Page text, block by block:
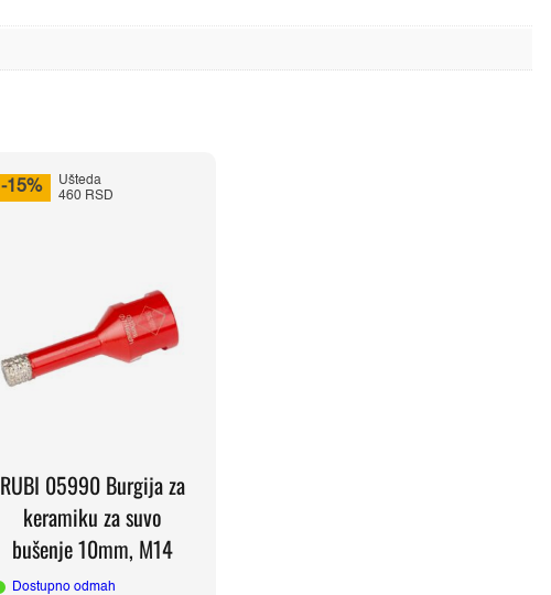
-15%
Ušteda
460 RSD
RUBI 05990 Burgija za
keramiku za suvo
bušenje 10mm, M14
Dostupno odmah